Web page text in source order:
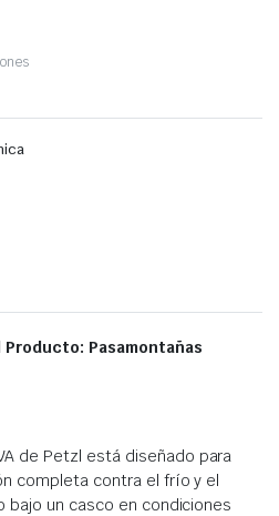
Pasamontañas
de Petzl está diseñado para
completa contra el frío y el
bajo un casco en condiciones